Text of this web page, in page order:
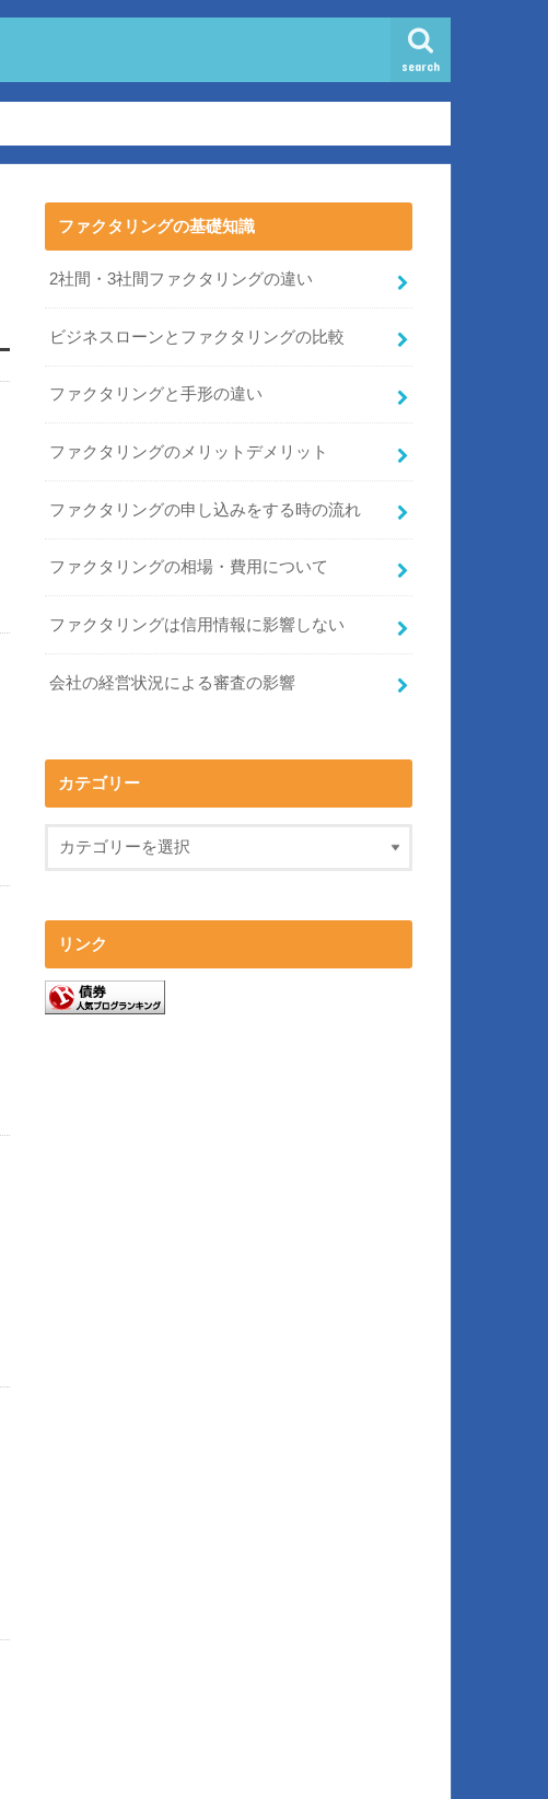
search
ファクタリングの基礎知識
2社間・3社間ファクタリングの違い
ビジネスローンとファクタリングの比較
ファクタリングと手形の違い
ファクタリングのメリットデメリット
ファクタリングの申し込みをする時の流れ
ファクタリングの相場・費用について
ファクタリングは信用情報に影響しない
会社の経営状況による審査の影響
カテゴリー
リンク